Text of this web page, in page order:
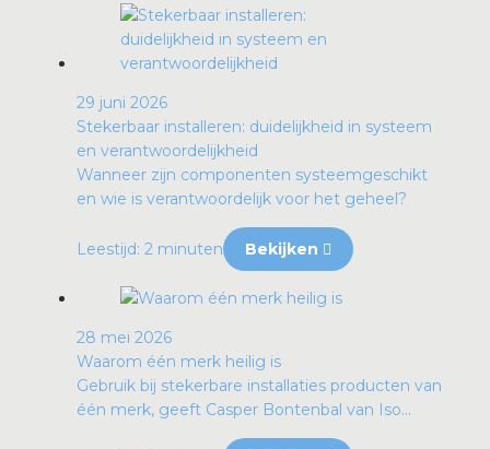
29 juni 2026
Stekerbaar installeren: duidelijkheid in systeem
en verantwoordelijkheid
Wanneer zijn componenten systeemgeschikt
en wie is verantwoordelijk voor het geheel?
Leestijd: 2 minuten Bekijken
28 mei 2026
Waarom één merk heilig is
Gebruik bij stekerbare installaties producten van
één merk, geeft Casper Bontenbal van Iso...